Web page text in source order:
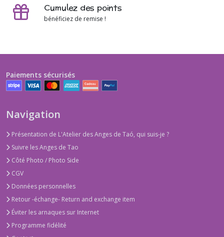
Cumulez des points
bénéficiez de remise !
Paiements sécurisés
Navigation
Présentation de L'Atelier des Anges de Taó, qui suis-je ?
Suivre les Anges de Tao
Côté Photo / Photo Side
CGV
Données personnelles
Retour -échange- Return and exchange item
Éviter les arnaques sur Internet
Programme fidélité